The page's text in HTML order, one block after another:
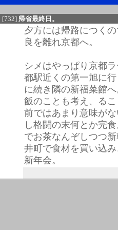
[732] 帰省最終日。
夕方には帰路につく
良を離れ京都へ。
シメはやっぱり京都
都駅近くの第一旭に
に続き隣の新福菜館
飯のことも考え、る
前ではあまり意味が
し格闘の末何とか完
でお茶なんぞしつつ
井町で食材を買い込
新年会。